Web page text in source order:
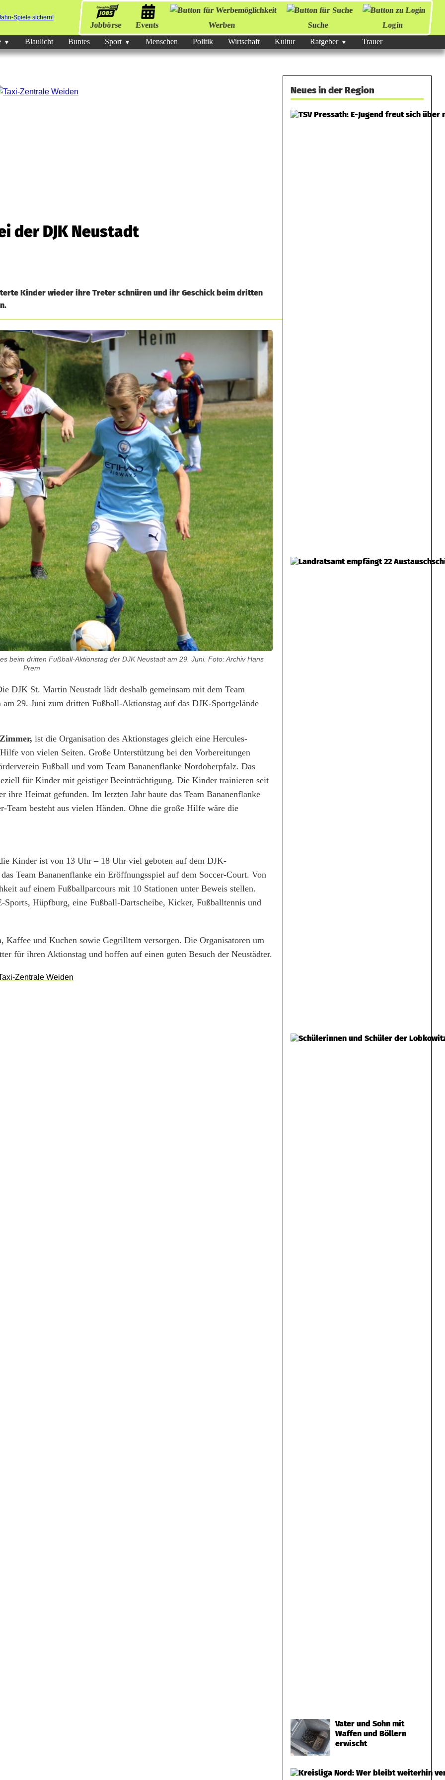
Jobbörse Events Werben Suche
Login
Blaulicht Buntes Sport Menschen Politik Wirtschaft Kultur Ratgeber Trauer
der DJK Neustadt
Kinder wieder ihre Treter schnüren und ihr Geschick beim dritten
beim dritten Fußball-Aktionstag der DJK Neustadt am 29. Juni. Foto: Archiv Hans
Prem
DJK St. Martin Neustadt lädt deshalb gemeinsam mit dem Team
29. Juni zum dritten Fußball-Aktionstag auf das DJK-Sportgelände
ist die Organisation des Aktionstages gleich eine Hercules-
von vielen Seiten. Große Unterstützung bei den Vorbereitungen
Fußball und vom Team Bananenflanke Nordoberpfalz. Das
für Kinder mit geistiger Beeinträchtigung. Die Kinder trainieren seit
ihre Heimat gefunden. Im letzten Jahr baute das Team Bananenflanke
besteht aus vielen Händen. Ohne die große Hilfe wäre die
Kinder ist von 13 Uhr – 18 Uhr viel geboten auf dem DJK-
Team Bananenflanke ein Eröffnungsspiel auf dem Soccer-Court. Von
auf einem Fußballparcours mit 10 Stationen unter Beweis stellen.
Hüpfburg, eine Fußball-Dartscheibe, Kicker, Fußballtennis und
und Kuchen sowie Gegrilltem versorgen. Die Organisatoren um
für ihren Aktionstag und hoffen auf einen guten Besuch der Neustädter.
Neues in der Region
Vater und Sohn mit
Waffen und Böllern
erwischt